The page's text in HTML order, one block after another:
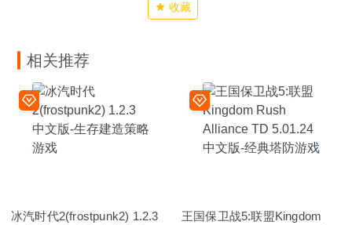
收藏
相关推荐
冰汽时代2(frostpunk2) 1.2.3
王国保卫战5:联盟Kingdom